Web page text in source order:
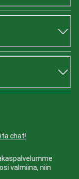
chat!
valmiina, niin